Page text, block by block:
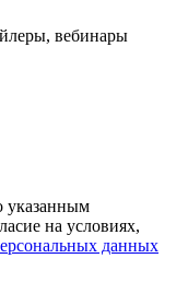
вебинары
указанным
на условиях,
данных